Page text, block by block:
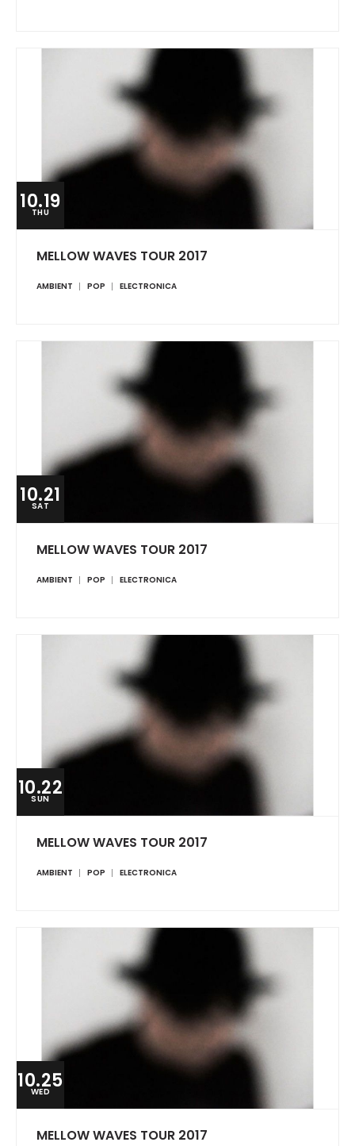
10.19
THU
MELLOW WAVES TOUR 2017
AMBIENT POP ELECTRONICA
10.21
SAT
MELLOW WAVES TOUR 2017
AMBIENT POP ELECTRONICA
10.22
SUN
MELLOW WAVES TOUR 2017
AMBIENT POP ELECTRONICA
10.25
WED
MELLOW WAVES TOUR 2017